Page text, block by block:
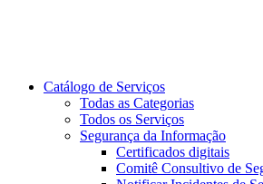
Catálogo de Serviços
Todas as Categorias
Todos os Serviços
Segurança da Informação
Certificados digitais
Comitê Consultivo de